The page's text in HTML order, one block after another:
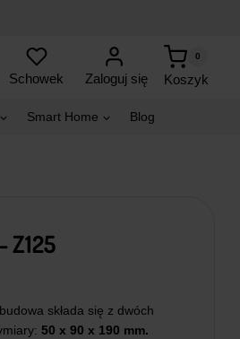
Schowek Zaloguj się Koszyk
0
Smart Home Blog
Z125
składa się z dwóch
50 x 90 x 190 mm.